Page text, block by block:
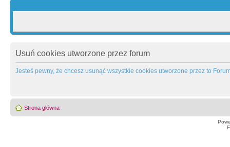
Usuń cookies utworzone przez forum
Jesteś pewny, że chcesz usunąć wszystkie cookies utworzone przez to
Strona główna